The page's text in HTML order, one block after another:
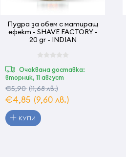
Пудра за обем с матиращ
ефект - SHAVE FACTORY -
20 gr - INDIAN
Очаквана доставка:
вторник, 11 август
€5,90(11,68 лв.)
€4,85 (9,60 лв.)
КУПИ